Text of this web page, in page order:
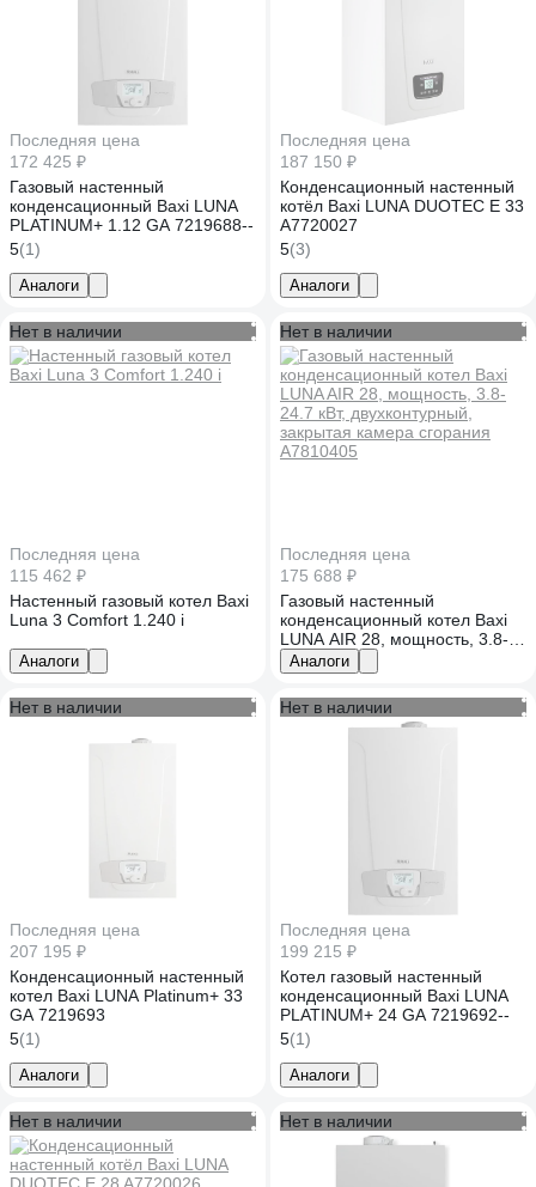
Последняя цена
172 425 ₽
Газовый настенный
конденсационный Baxi LUNA
PLATINUM+ 1.12 GA 7219688--
5(1)
Аналоги
Последняя цена
187 150 ₽
Конденсационный настенный
котёл Baxi LUNA DUOTEC E 33
A7720027
5(3)
Аналоги
Нет в наличии
Последняя цена
115 462 ₽
Настенный газовый котел Baxi
Luna 3 Comfort 1.240 i
Аналоги
Нет в наличии
Последняя цена
175 688 ₽
Газовый настенный
конденсационный котел Baxi
LUNA AIR 28, мощность, 3.8-
24.7 кВт, двухконтурный,
закрытая камера сгорания
A7810405
Аналоги
Нет в наличии
Последняя цена
207 195 ₽
Конденсационный настенный
котел Baxi LUNA Platinum+ 33
GA 7219693
5(1)
Аналоги
Нет в наличии
Последняя цена
199 215 ₽
Котел газовый настенный
конденсационный Baxi LUNA
PLATINUM+ 24 GA 7219692--
5(1)
Аналоги
Нет в наличии Нет в наличии